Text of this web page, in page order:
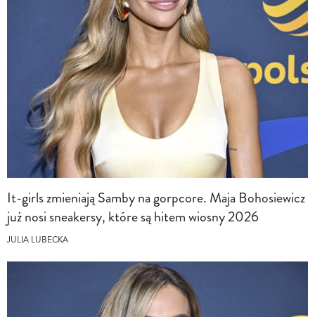
It-girls zmieniają Samby na gorpcore. Maja Bohosiewicz
już nosi sneakersy, które są hitem wiosny 2026
JULIA LUBECKA